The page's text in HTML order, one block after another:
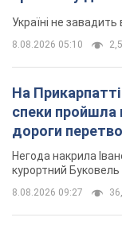
Україні не
8.08.2026 05:10
На
спеки пройшла
дороги
Відео
Негода накрила
курортний Буковель
8.08.2026 09:27